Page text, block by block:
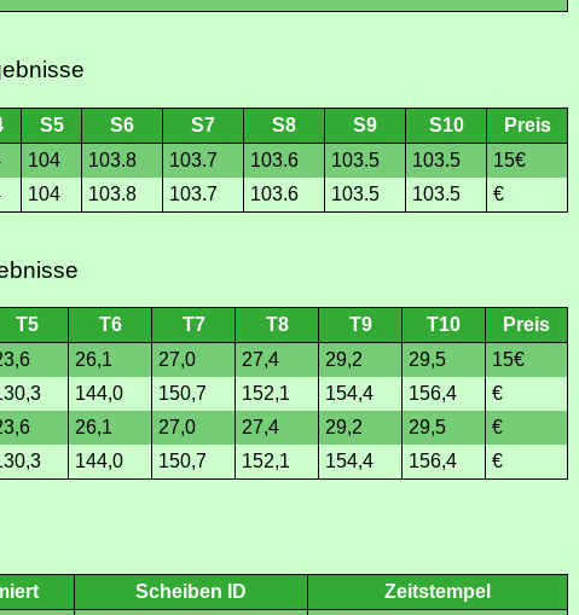
S5 S6 S7 S8 S9 S10
Preis
104 103.8 103.7 103.6 103.5 103.5
15€
104 103.8 103.7 103.6 103.5 103.5 €
T5 T6 T7 T8 T9 T10
Preis
26,1 27,0 27,4 29,2 29,5
15€
144,0 150,7 152,1 154,4 156,4
€
26,1 27,0 27,4 29,2 29,5
€
144,0 150,7 152,1 154,4 156,4 €
Scheiben ID
Zeitstempel